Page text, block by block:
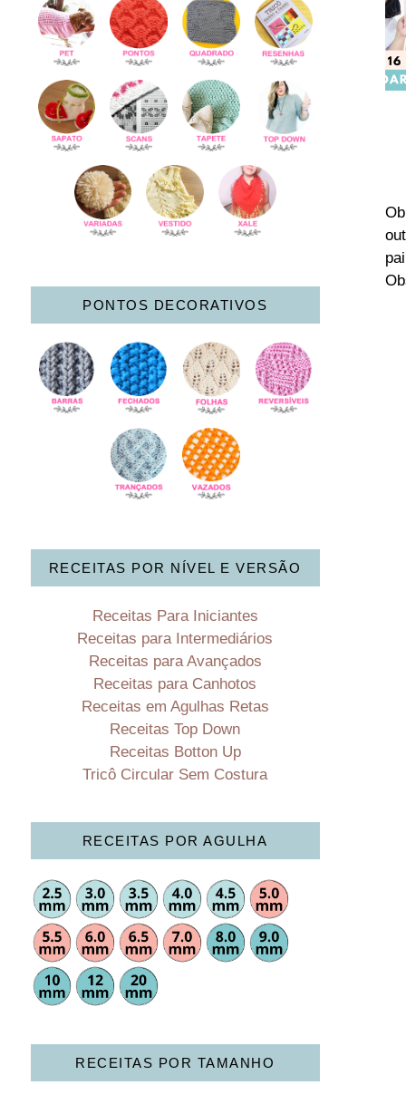
PONTOS DECORATIVOS
RECEITAS POR NÍVEL E VERSÃO
Receitas Para Iniciantes
Receitas para Intermediários
Receitas para Avançados
Receitas para Canhotos
Receitas em Agulhas Retas
Receitas Top Down
Receitas Botton Up
Tricô Circular Sem Costura
RECEITAS POR AGULHA
RECEITAS POR TAMANHO